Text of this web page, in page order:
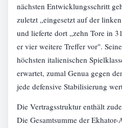
nächsten Entwicklungsschritt
zuletzt „eingesetzt auf der
und lieferte dort „zehn Tore in
er vier weitere Treffer vor".
höchsten italienischen
erwartet, zumal Genua gegen
jede defensive Stabilisierung
Die Vertragsstruktur enthält
Die Gesamtsumme der